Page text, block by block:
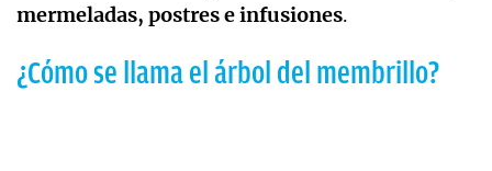
mermeladas, postres e infusiones.
¿Cómo se llama el árbol del membrillo?